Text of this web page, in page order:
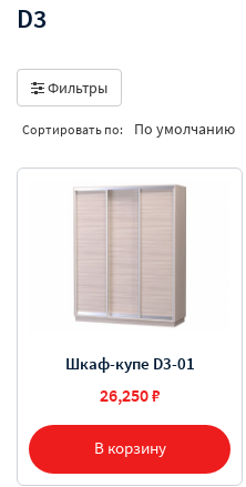
D3
Фильтры
Сортировать по: По умолчанию
В корзину
Шкаф-купе D3-01
26,250 ₽